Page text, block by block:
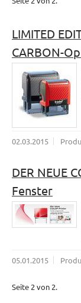
LIMITED
CARBON-
02.03.2015
DER NEUE
Fenster
05.01.2015
Seite 2 von 2.